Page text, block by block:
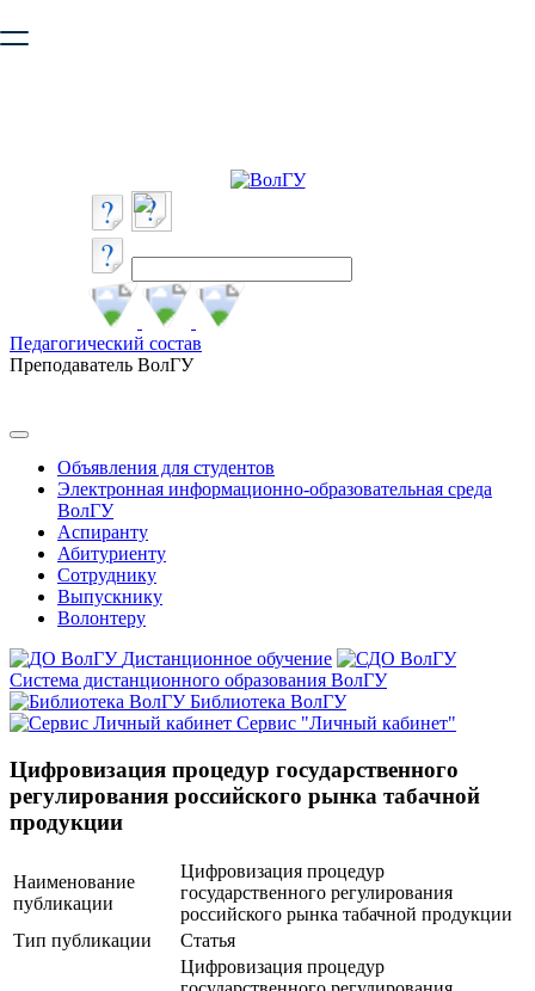
безопасную работу с сайтом. Пожалуйста
Педагогический состав
Преподаватель ВолГУ
Объявления для студентов
Электронная информационно-образовательная среда
ВолГУ
Аспиранту
Абитуриенту
Сотруднику
Выпускнику
Волонтеру
Дистанционное обучение
Система дистанционного образования ВолГУ
Библиотека ВолГУ
Сервис "Личный кабинет"
Цифровизация процедур государственного
регулирования российского рынка табачной
продукции
Наименование
публикации
Цифровизация процедур
государственного регулирования
российского рынка табачной продукции
Тип публикации
Статья
Цифровизация процедур